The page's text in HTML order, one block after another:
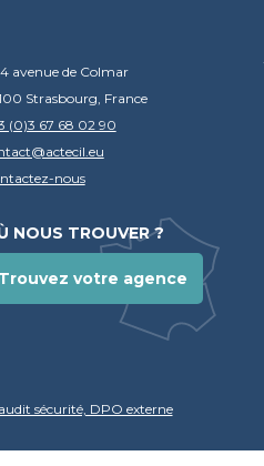
avenue de Colmar
Strasbourg, France
(0)3 67 68 02 90
nous
NOUS TROUVER ?
Trouvez votre agence
sécurité, DPO externe